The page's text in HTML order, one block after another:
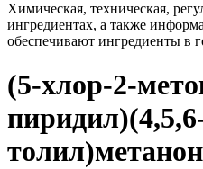
Химическая, техническая,
ингредиентах, а также
обеспечивают ингредиенты в
(5-хлор-2-